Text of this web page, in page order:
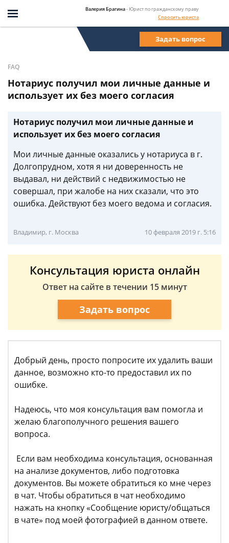
Валерия Брагина- Юрист по гражданскому праву
Спросить юриста
Задать вопрос
FAQ
Нотариус получил мои личные данные и
использует их без моего согласия
Нотариус получил мои личные данные и
использует их без моего согласия
Мои личные данные оказались у нотариуса в г.
Долгопрудном, хотя я ни доверенность не
выдавал, ни действий с недвижимостью не
совершал, при жалобе на них сказали, что это
ошибка. Действуют без моего ведома и согласия.
Владимир, г. Москва 10 февраля 2019 г. 5:16
Консультация юриста онлайн
Ответ на сайте в течении 15 минут
Задать вопрос
Добрый день, просто попросите их удалить ваши
данное, возможно кто-то предоставил их по
ошибке.
Надеюсь, что моя консультация вам помогла и
желаю благополучного решения вашего
вопроса.
Если вам необходима консультация, основанная
на анализе документов, либо подготовка
документов. Вы можете обратиться ко мне через
в чат. Чтобы обратиться в чат необходимо
нажать на кнопку «Сообщение юристу/общаться
в чате» под моей фотографией в данном ответе.